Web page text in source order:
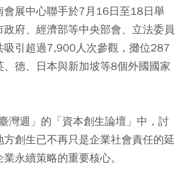
會展中心聯手於7月16日至18日舉
府、經濟部等中央部會、立法委員
吸引超過7,900人次參觀，攤位287
、德、日本與新加坡等8個外國國家
灣週」的「資本創生論壇」中，討
創生已不再只是企業社會責任的延
永續策略的重要核心。